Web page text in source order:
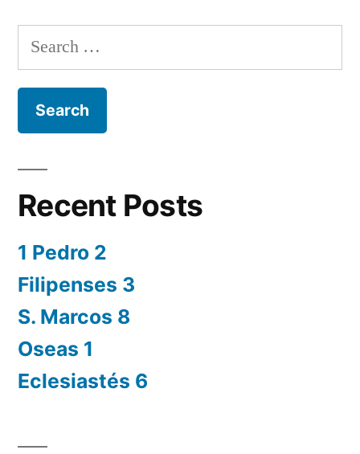
Search
for:
Recent Posts
1 Pedro 2
Filipenses 3
S. Marcos 8
Oseas 1
Eclesiastés 6